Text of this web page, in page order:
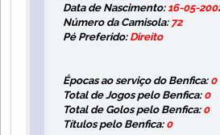
Data de Nascimento: 16-05-
Número da Camisola: 72
Pé Preferido: Direito
Épocas ao serviço do Benfica: 0
Total de Jogos pelo Benfica: 0
Total de Golos pelo Benfica: 0
Títulos pelo Benfica: 0